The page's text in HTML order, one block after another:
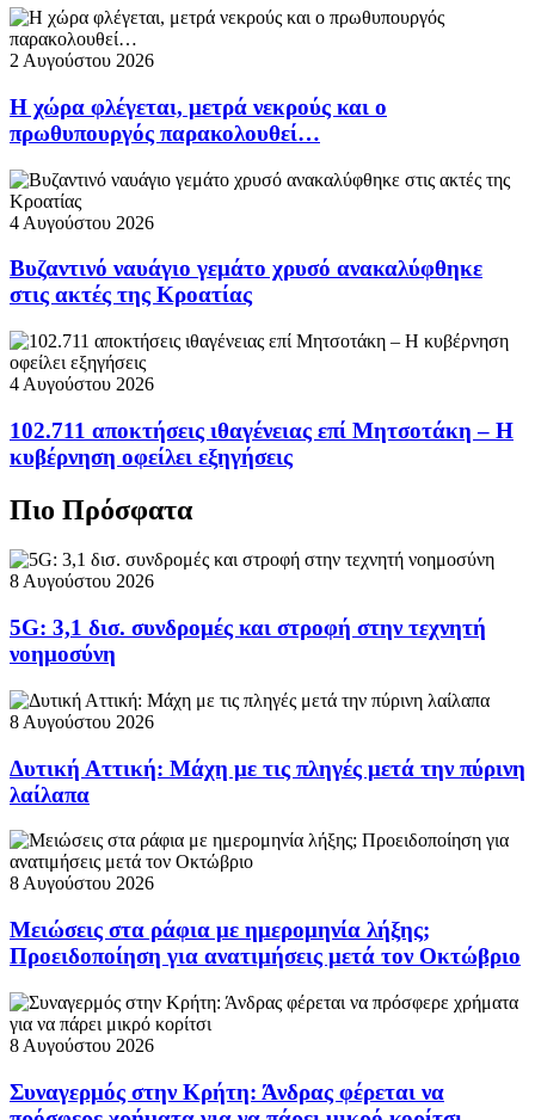
2 Αυγούστου 2026
Η χώρα φλέγεται, μετρά νεκρούς και ο
πρωθυπουργός παρακολουθεί…
4 Αυγούστου 2026
Βυζαντινό ναυάγιο γεμάτο χρυσό ανακαλύφθηκε
στις ακτές της Κροατίας
4 Αυγούστου 2026
102.711 αποκτήσεις ιθαγένειας επί Μητσοτάκη – Η
κυβέρνηση οφείλει εξηγήσεις
Πιο Πρόσφατα
8 Αυγούστου 2026
5G: 3,1 δισ. συνδρομές και στροφή στην τεχνητή
νοημοσύνη
8 Αυγούστου 2026
Δυτική Αττική: Μάχη με τις πληγές μετά την πύρινη
λαίλαπα
8 Αυγούστου 2026
Μειώσεις στα ράφια με ημερομηνία λήξης;
Προειδοποίηση για ανατιμήσεις μετά τον Οκτώβριο
8 Αυγούστου 2026
Συναγερμός στην Κρήτη: Άνδρας φέρεται να